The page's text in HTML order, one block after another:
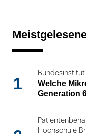
1
Welche
Generation
Hochschule